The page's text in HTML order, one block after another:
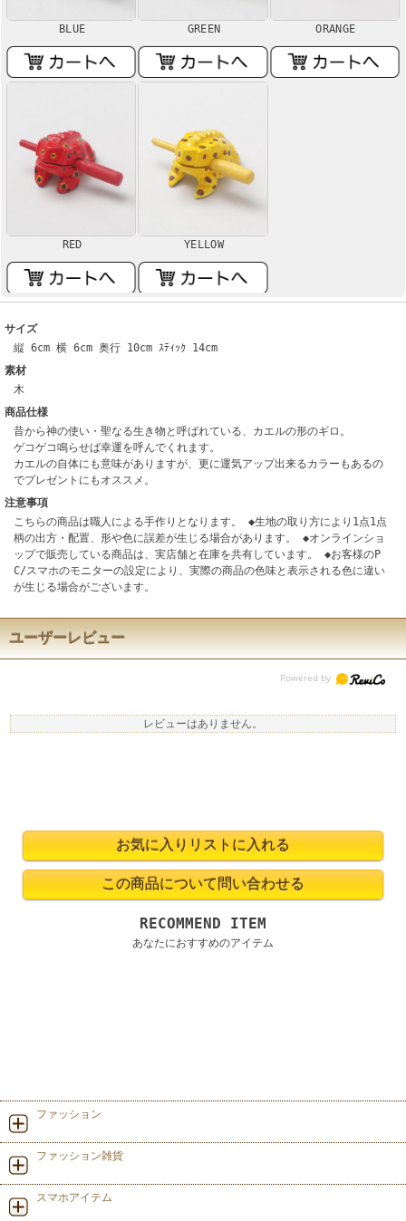
BLUE GREEN ORANGE
RED YELLOW
サイズ
縦 6cm 横 6cm 奥行 10cm ｽﾃｨｯｸ 14cm
素材
木
商品仕様
昔から神の使い・聖なる生き物と呼ばれている、カエルの形のギロ。
ゲコゲコ鳴らせば幸運を呼んでくれます。
カエルの自体にも意味がありますが、更に運気アップ出来るカラーもあるの
でプレゼントにもオススメ。
注意事項
こちらの商品は職人による手作りとなります。 ◆生地の取り方により1点1点
柄の出方・配置、形や色に誤差が生じる場合があります。 ◆オンラインショ
ップで販売している商品は、実店舗と在庫を共有しています。 ◆お客様のP
C/スマホのモニターの設定により、実際の商品の色味と表示される色に違い
が生じる場合がございます。
ユーザーレビュー
レビューはありません。
RECOMMEND ITEM
あなたにおすすめのアイテム
ファッション
ファッション雑貨
スマホアイテム